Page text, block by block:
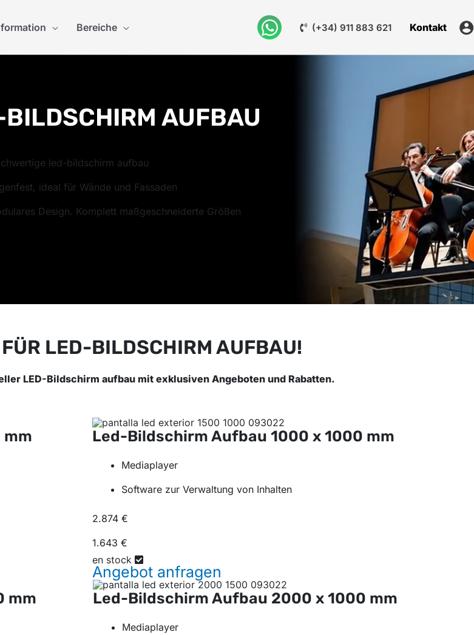
Bereiche (+34) 911 883 621 Kontakt
AUFBAU
led-bildschirm aufbau
ideal für Wände und Fassaden
Design. Komplett maßgeschneiderte Größen
LED-BILDSCHIRM AUFBAU!
LED-Bildschirm aufbau mit exklusiven Angeboten und Rabatten.
mm Led-Bildschirm Aufbau 1000 x 1000 mm
Mediaplayer
Software zur Verwaltung von Inhalten
2.874 €
1.643 €
en stock
Angebot anfragen
mm Led-Bildschirm Aufbau 2000 x 1000 mm
Mediaplayer